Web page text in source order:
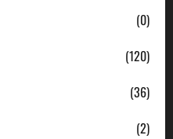
(0)
(120)
(36)
(2)